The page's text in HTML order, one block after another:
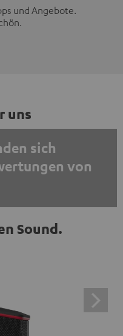
und Angebote.
uns
sich
von
ANZEIGEN
wird zugestimmt,
Dabei können
Sound.